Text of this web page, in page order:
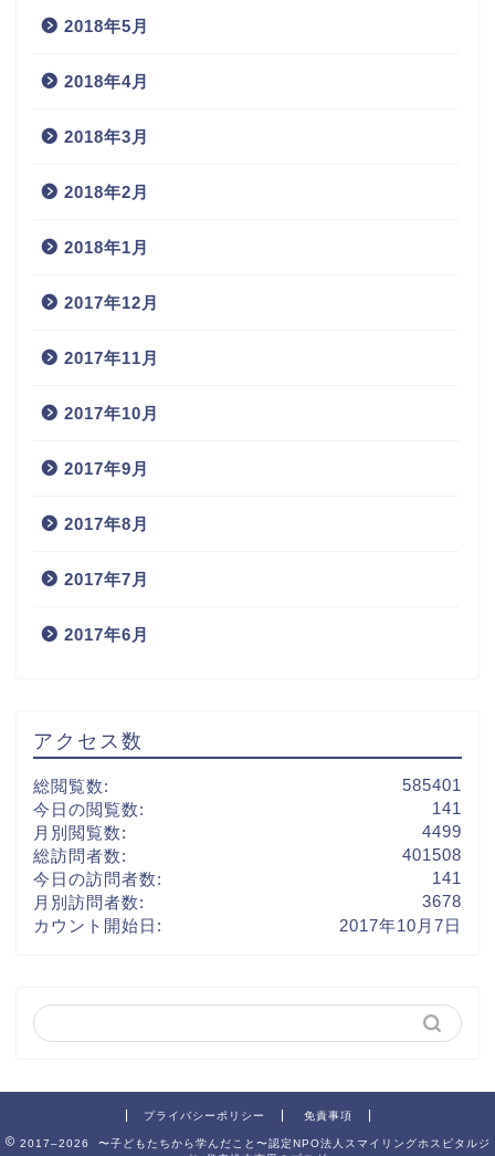
2018年5月
2018年4月
2018年3月
2018年2月
2018年1月
2017年12月
2017年11月
2017年10月
2017年9月
2017年8月
2017年7月
2017年6月
アクセス数
585401
総閲覧数:
141
今日の閲覧数:
4499
月別閲覧数:
401508
総訪問者数:
141
今日の訪問者数:
3678
月別訪問者数:
2017年10月7日
カウント開始日:
プライバシーポリシー 免責事項
2017–2026 〜子どもたちから学んだこと〜認定NPO法人スマイリングホスピタルジ